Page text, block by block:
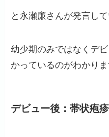
と永瀬廉さんが発言して
幼少期のみではなくデ
かっているのがわかりま
デビュー後：帯状疱疹